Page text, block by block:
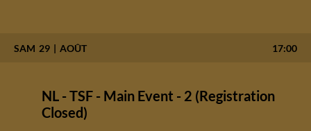
SAM 29 AOÛT 17:00
NL - TSF - Main Event - 2 (Registration
Closed)